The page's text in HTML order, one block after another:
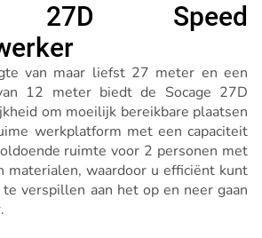
27D Speed
van maar liefst 27 meter en een
12 meter biedt de Socage 27D
om moeilijk bereikbare plaatsen
werkplatform met een capaciteit
ruimte voor 2 personen met
materialen, waardoor u efficiënt kunt
verspillen aan het op en neer gaan